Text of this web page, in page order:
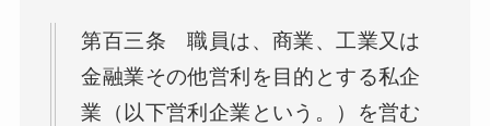
第百三条 職員は、商業、工業又は
金融業その他営利を目的とする私企
業（以下営利企業という。）を営む